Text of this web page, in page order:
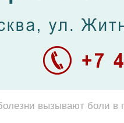
вызывают боли в